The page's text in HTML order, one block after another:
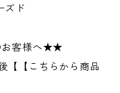
ズド
お客様へ★★
【【こちらから商品